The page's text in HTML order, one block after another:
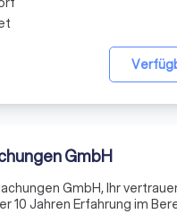
GmbH
GmbH, Ihr
10 Jahren Erfahrung im